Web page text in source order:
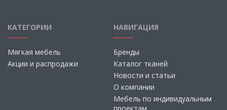
КАТЕГОРИИ
Мягкая мебель
Акции и распродажи
НАВИГАЦИЯ
Бренды
Каталог тканей
Новости и статьи
О компании
Мебель по индивидуальным